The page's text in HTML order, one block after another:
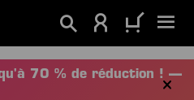
70 % de réduction ! —